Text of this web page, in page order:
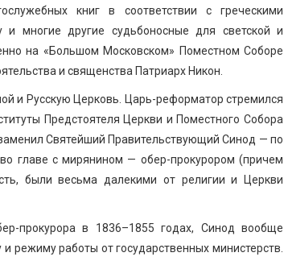
книг в соответствии с греческими
и многие другие судьбоносные для светской и
на «Большом Московском» Поместном Соборе
и священства Патриарх Никон.
и Русскую Церковь. Царь-реформатор стремился
Предстоятеля Церкви и Поместного Собора
Святейший Правительствующий Синод — по
во главе с мирянином — обер-прокурором (причем
были весьма далекими от религии и Церкви
прокурора в 1836–1855 годах, Синод вообще
и режиму работы от государственных министерств.